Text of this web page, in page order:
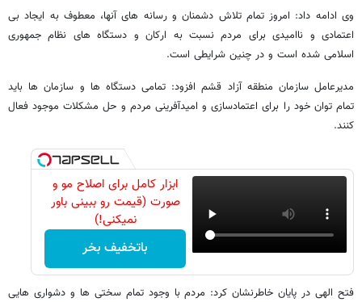
وی ادامه داد: امروز تمام تلاش دشمنان و رسانه های آنها، معطوف به ایجاد بی
اعتمادی و ناامیدی برای مردم نسبت به ارکان و دستگاه های نظام جمهوری
اسلامی شده است و در چنین شرایطی است.
مدیرعامل سازمان منطقه آزاد قشم افزود: تمامی دستگاه ها و سازمان ها باید
تمام توان خود را برای اعتمادسازی و امیدآفرینی مردم و حل مشکلات موجود فعال
کنند.
ابزار کامل برای اصلاح مو و
صورت (قیمت رو ببینی باور
نمیکنی!)
باتخفیف بخر
فتح الهی در پایان خاطرنشان کرد: مردم با وجود تمام سختی ها و دشواری هایی